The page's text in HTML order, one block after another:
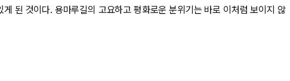
된 것이다. 용마루길의 고요하고 평화로운 분위기는 바로 이처럼 보이지 않